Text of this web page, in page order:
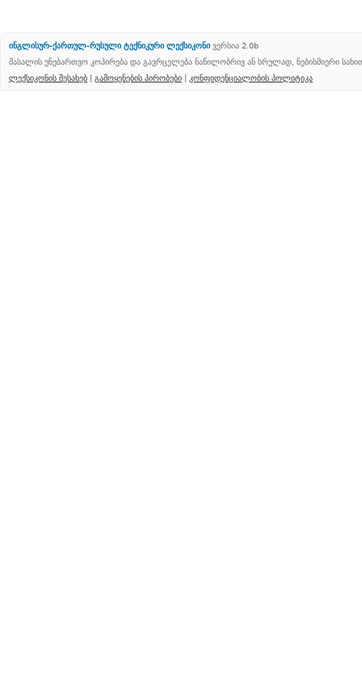
ინგლისურ-ქართულ-რუსული ტექნიკური ლექსიკონი ვერსია 2.0b
მასალის უნებართვო კოპირება და გავრცელება ნაწილობრივ ან სრულად, ნებისმიერი
ლექსიკონის შესახებ | გამოყენების პირობები | კონფიდენციალობის პოლიტიკა